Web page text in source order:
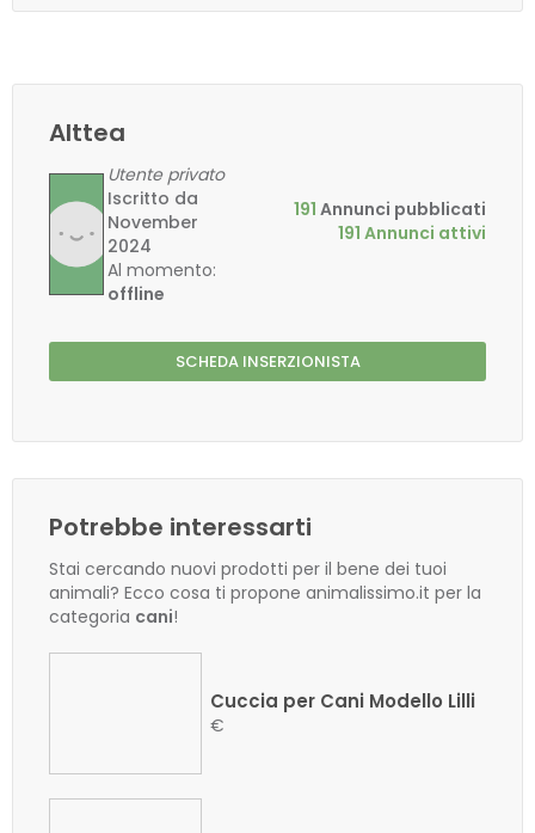
Alttea
Utente privato
Iscritto da
November
2024
Al momento:
offline
191 Annunci pubblicati
191 Annunci attivi
SCHEDA INSERZIONISTA
Potrebbe interessarti
Stai cercando nuovi prodotti per il bene dei tuoi
animali? Ecco cosa ti propone animalissimo.it per la
categoria cani!
Cuccia per Cani Modello Lilli
€